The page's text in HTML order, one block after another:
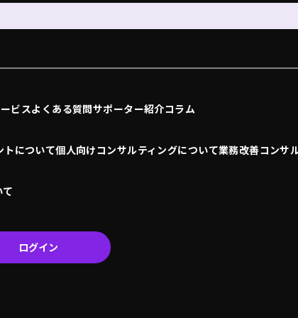
ビスよくある質問サポーター紹介コラム
トについて個人向けコンサルティングについて業務改善コンサ
ログイン